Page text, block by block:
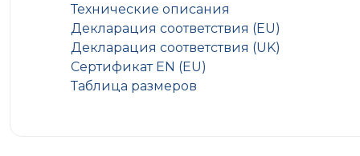
Технические описания
Декларация соответствия (EU)
Декларация соответствия (UK)
Сертификат EN (EU)
Таблица размеров